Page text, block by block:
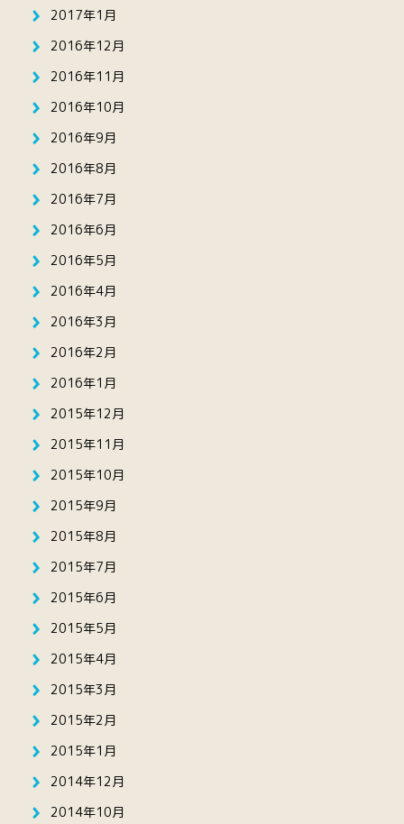
2017年1月
2016年12月
2016年11月
2016年10月
2016年9月
2016年8月
2016年7月
2016年6月
2016年5月
2016年4月
2016年3月
2016年2月
2016年1月
2015年12月
2015年11月
2015年10月
2015年9月
2015年8月
2015年7月
2015年6月
2015年5月
2015年4月
2015年3月
2015年2月
2015年1月
2014年12月
2014年10月